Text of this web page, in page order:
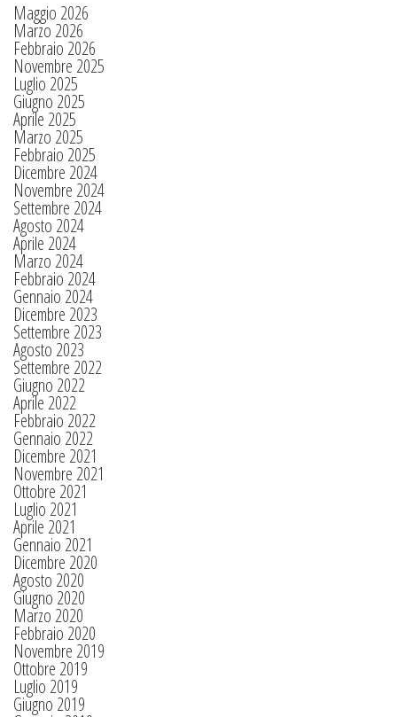
Maggio 2026
Marzo 2026
Febbraio 2026
Novembre 2025
Luglio 2025
Giugno 2025
Aprile 2025
Marzo 2025
Febbraio 2025
Dicembre 2024
Novembre 2024
Settembre 2024
Agosto 2024
Aprile 2024
Marzo 2024
Febbraio 2024
Gennaio 2024
Dicembre 2023
Settembre 2023
Agosto 2023
Settembre 2022
Giugno 2022
Aprile 2022
Febbraio 2022
Gennaio 2022
Dicembre 2021
Novembre 2021
Ottobre 2021
Luglio 2021
Aprile 2021
Gennaio 2021
Dicembre 2020
Agosto 2020
Giugno 2020
Marzo 2020
Febbraio 2020
Novembre 2019
Ottobre 2019
Luglio 2019
Giugno 2019